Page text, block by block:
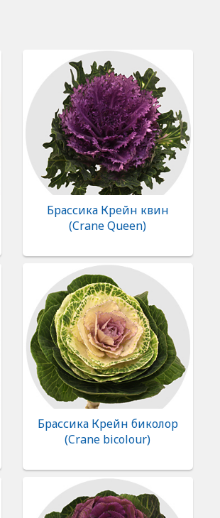
Брассика Крейн квин
(Crane Queen)
Брассика Крейн биколор
(Crane bicolour)